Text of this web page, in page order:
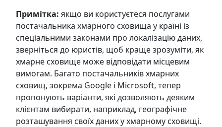
Примітка: якщо ви користуєтеся послугами
постачальника хмарного сховища у країні із
спеціальними законами про локалізацію даних,
зверніться до юристів, щоб краще зрозуміти, як
хмарне сховище може відповідати місцевим
вимогам. Багато постачальників хмарних
сховищ, зокрема Google і Microsoft, тепер
пропонують варіанти, які дозволяють деяким
клієнтам вибирати, наприклад, географічне
розташування своїх даних у хмарному сховищі.